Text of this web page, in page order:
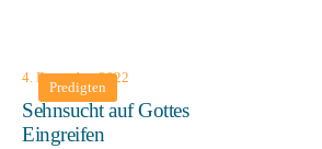
Predigten
4. Dezember 2022
Sehnsucht auf Gottes
Eingreifen